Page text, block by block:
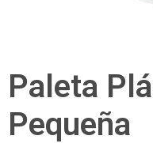
Paleta
Pequeña